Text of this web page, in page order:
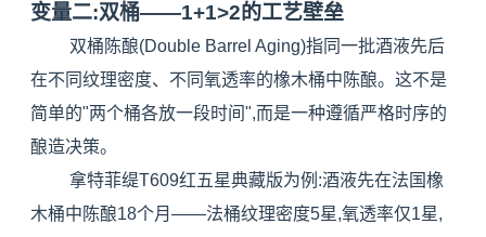
变量二:双桶——1+1>2的工艺壁垒
双桶陈酿(Double Barrel Aging)指同一批酒液先后
在不同纹理密度、不同氧透率的橡木桶中陈酿。这不是
简单的"两个桶各放一段时间",而是一种遵循严格时序的
酿造决策。
拿特菲缇T609红五星典藏版为例:酒液先在法国橡
木桶中陈酿18个月——法桶纹理密度5星,氧透率仅1星,